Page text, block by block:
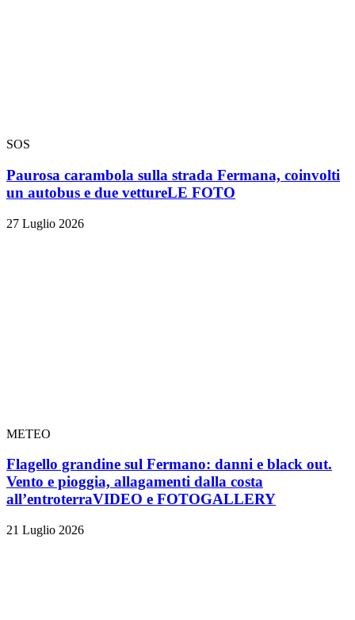
SOS
Paurosa carambola sulla strada Fermana, coinvolti
un autobus e due vettureLE FOTO
27 Luglio 2026
METEO
Flagello grandine sul Fermano: danni e black out.
Vento e pioggia, allagamenti dalla costa
all’entroterraVIDEO e FOTOGALLERY
21 Luglio 2026